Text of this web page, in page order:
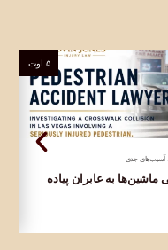
۵ اوت
آسیب‌های جدی
به عابران پیاده